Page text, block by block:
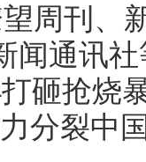
周刊、
闻通讯
砸抢烧
分裂中